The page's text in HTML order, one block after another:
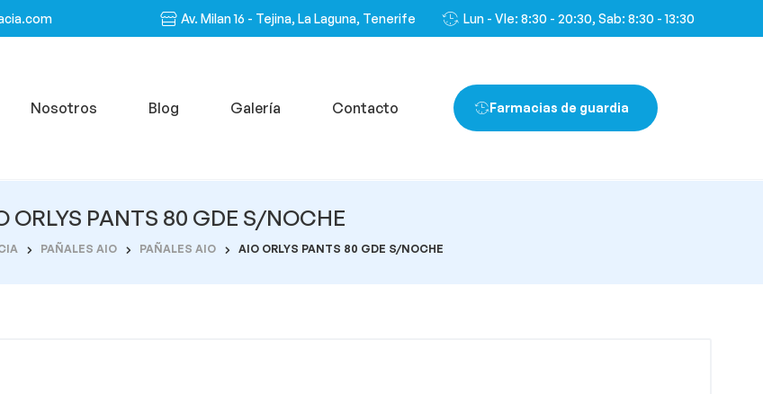
Av. Milan 16 - Tejina, La Laguna, Tenerife Lun - VIe: 8:30 - 20:30, Sab: 8:30 - 13:30
Nosotros Blog Galería Contacto Farmacias de guardia
ORLYS PANTS 80 GDE S/NOCHE
PAÑALES AIO PAÑALES AIO AIO ORLYS PANTS 80 GDE S/NOCHE